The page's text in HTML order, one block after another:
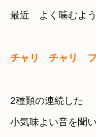
最近　よく噛むよ
チャリ　チャリ　
2種類の連続した
小気味よい音を聞